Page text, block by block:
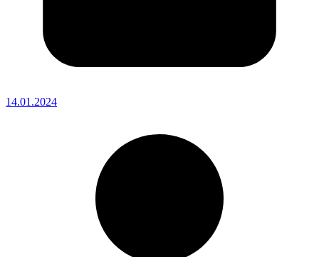
14.01.2024